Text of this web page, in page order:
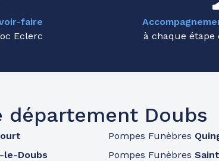
faire
Eclerc
à chaque étape
département Doubs
le-Doubs
Pompes Funèbres
Pompes Funèbres